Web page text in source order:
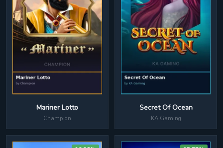
Mariner Lotto
Champion
Secret Of Ocean
KA Gaming